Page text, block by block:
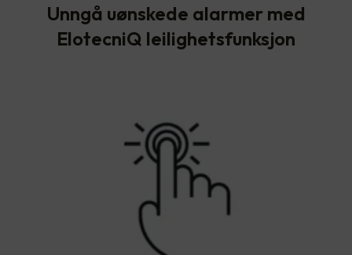
Unngå uønskede alarmer med
ElotecniQ leilighetsfunksjon